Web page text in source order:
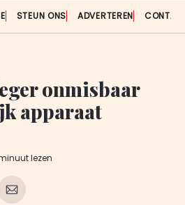
STEUN ONS ADVERTEREN
onmisbaar
apparaat
lezen
Deel